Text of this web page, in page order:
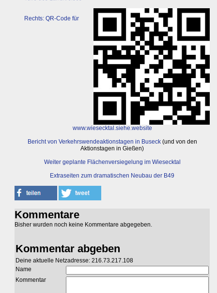
Rechts: QR-Code für
www.wiesecktal.siehe.website
Bericht von Verkehrswendeaktionstagen in Buseck(und von den
Aktionstagen in Gießen)
Weiter geplante Flächenversiegelung im Wiesecktal
Extraseiten zum dramatischen Neubau der B49
Kommentare
Bisher wurden noch keine Kommentare abgegeben.
Kommentar abgeben
Deine aktuelle Netzadresse: 216.73.217.108
Name
Kommentar